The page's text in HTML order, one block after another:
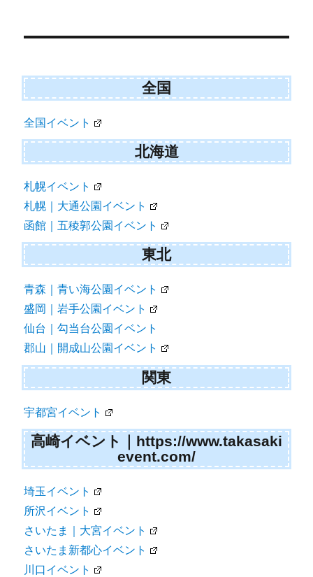
ー
ョ
ン
全国
全国イベント
北海道
札幌イベント
札幌｜大通公園イベント
函館｜五稜郭公園イベント
東北
青森｜青い海公園イベント
盛岡｜岩手公園イベント
仙台｜勾当台公園イベント
郡山｜開成山公園イベント
関東
宇都宮イベント
高崎イベント｜https://www.takasaki
event.com/
埼玉イベント
所沢イベント
さいたま｜大宮イベント
さいたま新都心イベント
川口イベント